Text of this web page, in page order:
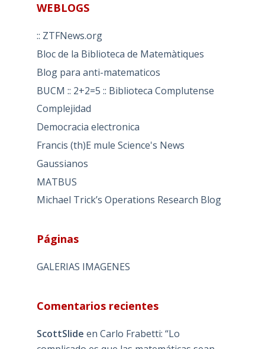
WEBLOGS
:: ZTFNews.org
Bloc de la Biblioteca de Matemàtiques
Blog para anti-matematicos
BUCM :: 2+2=5 :: Biblioteca Complutense
Complejidad
Democracia electronica
Francis (th)E mule Science's News
Gaussianos
MATBUS
Michael Trick’s Operations Research Blog
Páginas
GALERIAS IMAGENES
Comentarios recientes
ScottSlide en Carlo Frabetti: “Lo